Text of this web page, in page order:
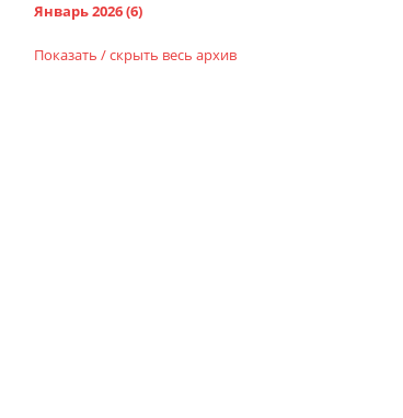
Январь 2026 (6)
Показать / скрыть весь архив